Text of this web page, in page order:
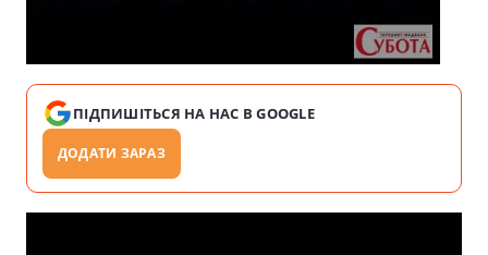
ПІДПИШІТЬСЯ НА НАС В GOOGLE
ДОДАТИ ЗАРАЗ